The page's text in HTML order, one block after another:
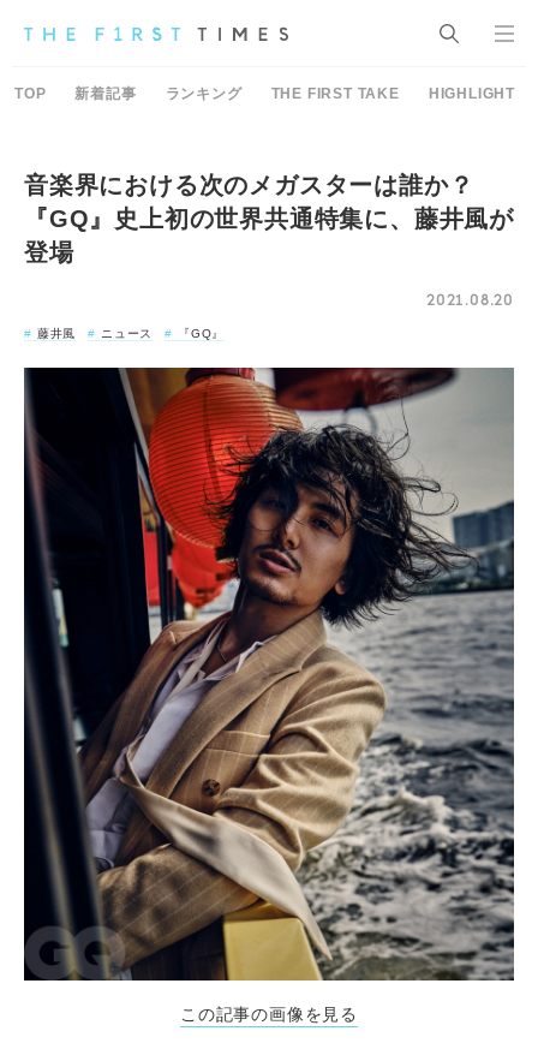
TOP 新着記事 ランキング THE FIRST TAKE HIGHLIGHT
音楽界における次のメガスターは誰か？
『GQ』史上初の世界共通特集に、藤井風が
登場
2021.08.20
藤井風 ニュース 『GQ』
この記事の画像を見る